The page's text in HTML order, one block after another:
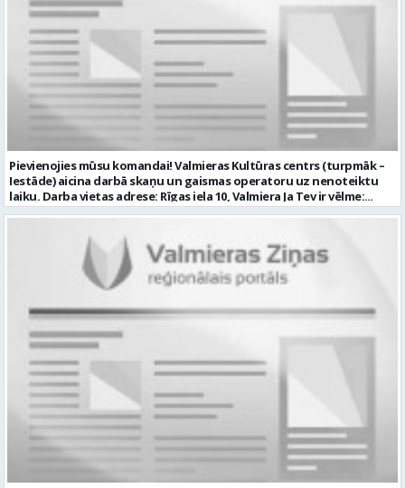
garantijas veselības apdrošināšanas iespējas dinamisku un
profesionālu darba vidi CV ar norādi vakancei „Tehniskās palīdzības
automobiļa vadītājs” iesniegt: sūtot elektroniski uz info@vtu-
valmiera.lv personīgi SIA „VTU Valmiera”, Reģ.nr. 40003004220,
administrācijas ēkas „Brandeļi”, Brandeļi, Kocēnu pagasts, Valmieras
novads, personāla daļā darba dienās no plkst. 09:00 līdz 16:00.
Sazināsimies ar pretendentiem, kuri būs izvirzīti nākamajai atlases
kārtai. * Iesniegtos personas datus SIA “VTU VALMIERA” izmantos, lai
konkursa kārtībā noteiktu vakancei atbilstošāko kandidātu. Ja
kandidāts vēlas, lai viņa personas dati tiktu saglabāti SIA “VTU
VALMIERA” iekšējā datu bāzē ar mērķi tos apstrādāt citos SIA “VTU
VALMIERA” personāla atlases konkursos, tad pieteikumā vakancei
lūdzam kandidātam norādīt savu piekrišanu personas datu
saglabāšanai. Profesija: AUTOMOBIĻA VADĪTĀJS Darba vietas adrese:
LATVIJA, Brandeļi, Brandeļi, Kocēnu pag., Valmieras nov. Darba laika
veids: Maiņu darbs Darbības joma: Pakalpojumi Pieteikto vietu
skaits: 1 Aktuāla līdz: 2026-08-21 Kontaktpersona: CV ar norādi
vakancei lūdzu sūtīt uz e-pastu info@vtu-valmiera.lv vai iesniegt
Pievienojies mūsu komandai! Valmieras Kultūras centrs (turpmāk –
Iestāde) aicina darbā skaņu un gaismas operatoru uz nenoteiktu
laiku. Darba vietas adrese: Rīgas iela 10, Valmiera Ja Tev ir vēlme:
nodrošināt skaņas un gaismas iekārtu un to vadības sistēmas
operatora pienākumus pasākumos Iestādēs telpās un ārpus tām
Iestādes; piemērot skaņas un gaismas mākslinieciskos risinājumus
pasākumos, plānot un organizēt apskaņošanas un gaismošanas
procesu, kā arī veikt pasākumu apskaņošanu un gaismošanu;
piedalīties Iestādes organizēto pasākumu tehniskajā uzbūvē un
nobūvē, sniegtu tehnisko atbalstu; pārzināt darbā lietojamo
tehnisko un elektroiekārtu darbības principus, lietošanas
noteikumus; un ja Tev ir: vismaz divu gadu pieredze līdzīgā darbā vai
amatā; labas datorprasmes; valsts valodas prasmes atbilstoši Valsts
valodas likuma prasībām; kompetences: prasme patstāvīgi pieņemt
lēmumus un organizēt savu darbu; lieliskas komunikācijas spējas;
precizitāte; pozitīva un atbildīga attieksme pret darbu; prasme
sadarboties un strādāt komandā; mēs piedāvājam: pamatalgu
pārbaudes laikā 985.00 EUR, pēc pārbaudes laika 1035.00 EUR pirms
nodokļu nomaksas; iespēju saņemt atvaļinājuma pabalstu darba un